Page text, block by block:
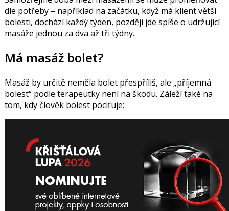
dle potřeby – například na začátku, když má klient větší
bolesti, dochází každý týden, později jde spíše o udržující
masáže jednou za dva až tři týdny.
Má masáž bolet?
Masáž by určitě neměla bolet přespříliš, ale „příjemná
bolest“ podle terapeutky není na škodu. Záleží také na
tom, kdy člověk bolest pociťuje: